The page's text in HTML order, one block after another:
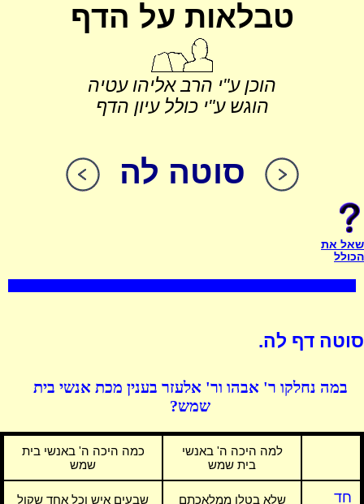
טבלאות על הדף
הוכן ע"י הרב אליהו עטיה
הוגש ע"י כולל עיון הדף
סוטה לה
שאל את
הכולל
סוטה דף לה.
במה נחלקו ר' אבהו ור' אלעזר בענין מכת אנשי בית
שמש?
למה היכה ה' באנשי
בית שמש
כמה היכה ה' באנשי בית
שמש
חד
שלא בטלו ממלאכתם
שבעים איש וכל אחד שקול